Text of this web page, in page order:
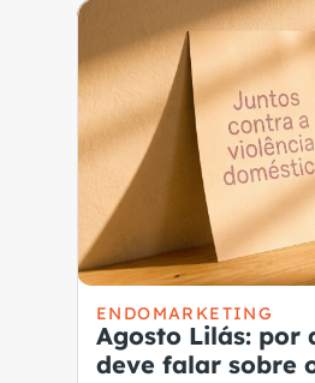
ENDOMARKETING
Agosto Lilás: por
deve falar sobre